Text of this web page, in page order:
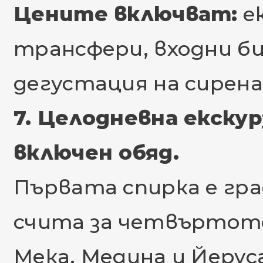
Цените включват:
трансфери, входни
дегустация на
7. Целодневна
включен обяд.
Първата спирка е
счита за
Мека, Медина и